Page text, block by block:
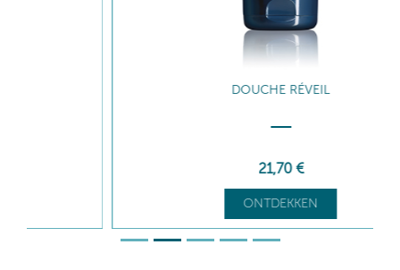
DOUCHE RÉVEIL